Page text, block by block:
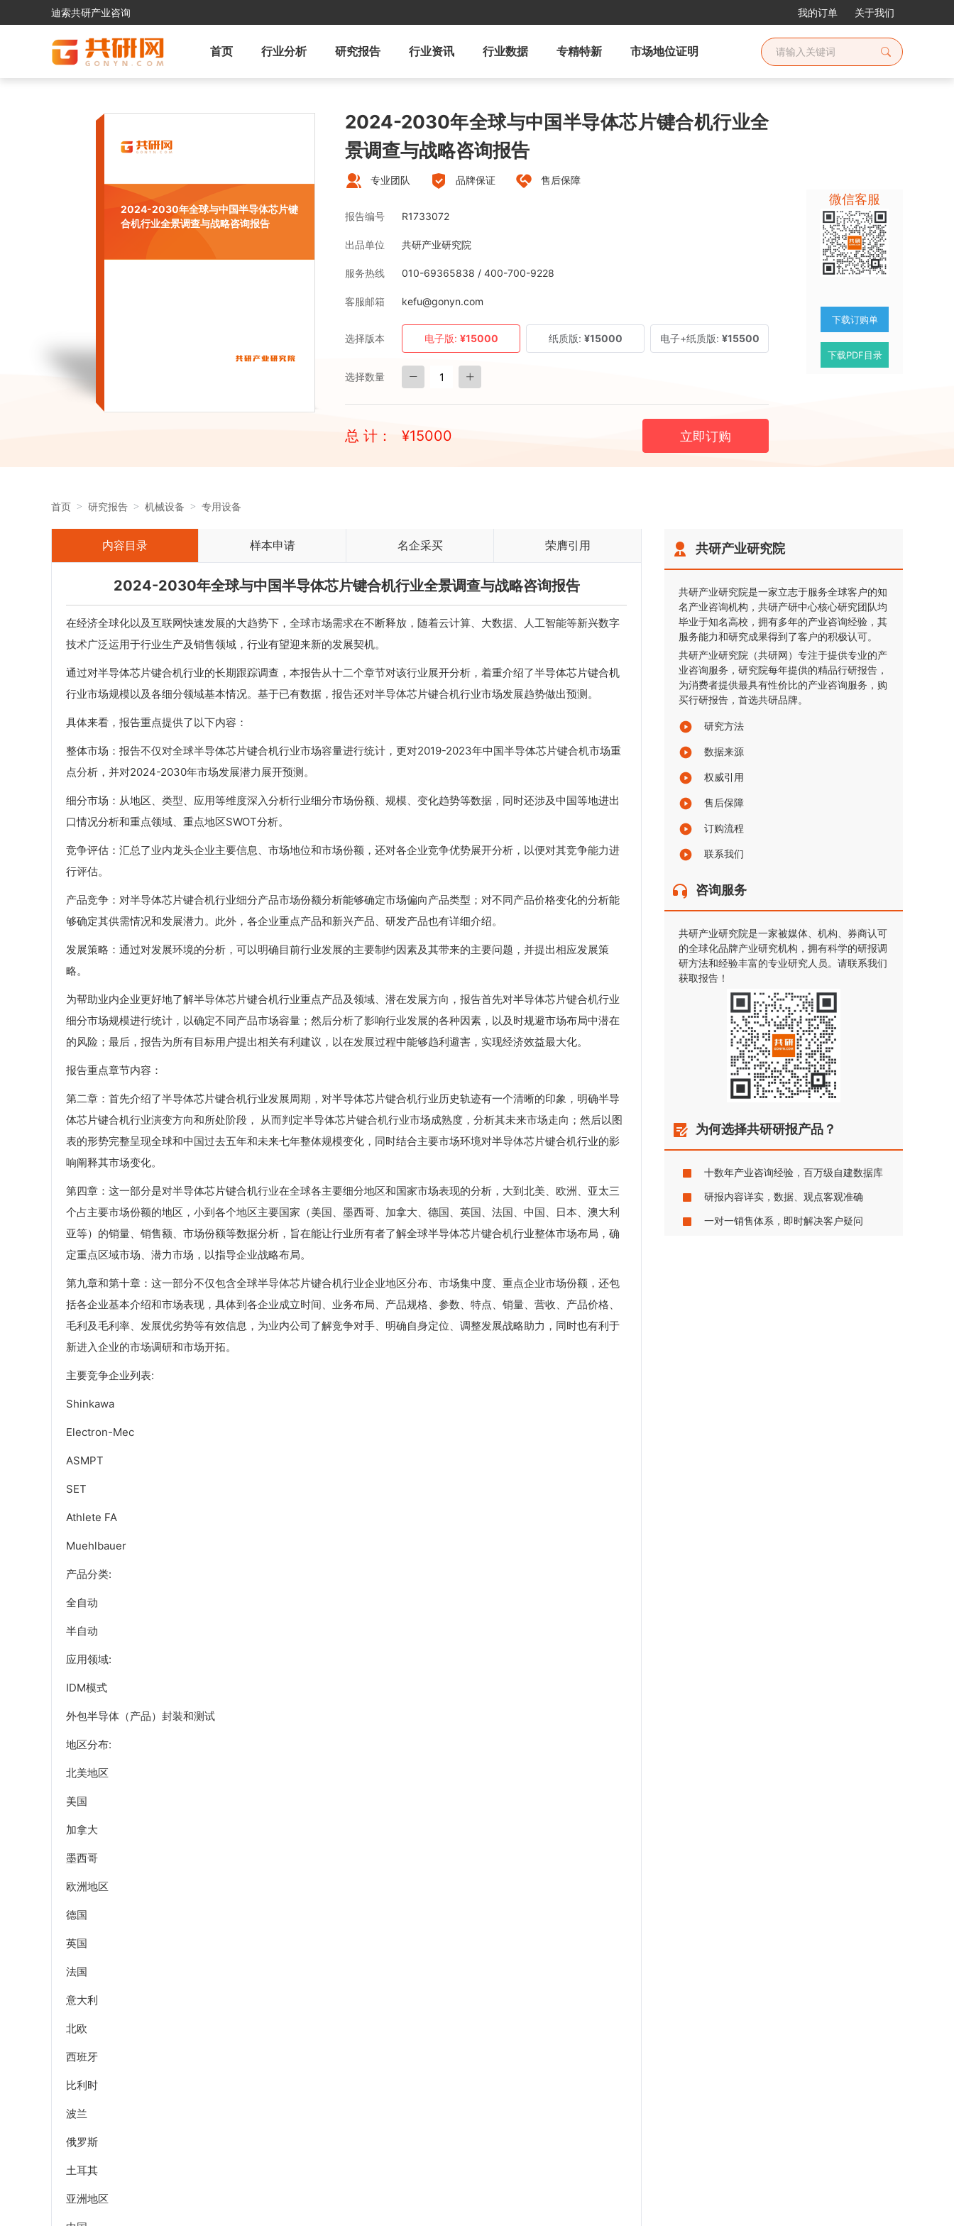
迪索共研产业咨询 我的订单 关于我们
首页 行业分析 研究报告 行业资讯 行业数据 专精特新 市场地位证明
2024-2030年全球与中国半导体芯片键
合机行业全景调查与战略咨询报告
2024-2030年全球与中国半导体芯片键合机行业全
景调查与战略咨询报告
专业团队 品牌保证 售后保障
报告编号 R1733072
出品单位 共研产业研究院
服务热线 010-69365838 / 400-700-9228
客服邮箱 kefu@gonyn.com
选择版本 电子版: ¥15000 纸质版: ¥15000 电子+纸质版: ¥15500
选择数量
总 计： ¥15000 立即订购
微信客服
下载订购单
下载PDF目录
首页 研究报告 机械设备 专用设备
内容目录 样本申请 名企采买 荣膺引用
2024-2030年全球与中国半导体芯片键合机行业全景调查与战略咨询报告
在经济全球化以及互联网快速发展的大趋势下，全球市场需求在不断释放，随着云计算、大数据、人工智能等新兴数字
技术广泛运用于行业生产及销售领域，行业有望迎来新的发展契机。
通过对半导体芯片键合机行业的长期跟踪调查，本报告从十二个章节对该行业展开分析，着重介绍了半导体芯片键合机
行业市场规模以及各细分领域基本情况。基于已有数据，报告还对半导体芯片键合机行业市场发展趋势做出预测。
具体来看，报告重点提供了以下内容：
整体市场：报告不仅对全球半导体芯片键合机行业市场容量进行统计，更对2019-2023年中国半导体芯片键合机市场重
点分析，并对2024-2030年市场发展潜力展开预测。
细分市场：从地区、类型、应用等维度深入分析行业细分市场份额、规模、变化趋势等数据，同时还涉及中国等地进出
口情况分析和重点领域、重点地区SWOT分析。
竞争评估：汇总了业内龙头企业主要信息、市场地位和市场份额，还对各企业竞争优势展开分析，以便对其竞争能力进
行评估。
产品竞争：对半导体芯片键合机行业细分产品市场份额分析能够确定市场偏向产品类型；对不同产品价格变化的分析能
够确定其供需情况和发展潜力。此外，各企业重点产品和新兴产品、研发产品也有详细介绍。
发展策略：通过对发展环境的分析，可以明确目前行业发展的主要制约因素及其带来的主要问题，并提出相应发展策
略。
为帮助业内企业更好地了解半导体芯片键合机行业重点产品及领域、潜在发展方向，报告首先对半导体芯片键合机行业
细分市场规模进行统计，以确定不同产品市场容量；然后分析了影响行业发展的各种因素，以及时规避市场布局中潜在
的风险；最后，报告为所有目标用户提出相关有利建议，以在发展过程中能够趋利避害，实现经济效益最大化。
报告重点章节内容：
第二章：首先介绍了半导体芯片键合机行业发展周期，对半导体芯片键合机行业历史轨迹有一个清晰的印象，明确半导
体芯片键合机行业演变方向和所处阶段， 从而判定半导体芯片键合机行业市场成熟度，分析其未来市场走向；然后以图
表的形势完整呈现全球和中国过去五年和未来七年整体规模变化，同时结合主要市场环境对半导体芯片键合机行业的影
响阐释其市场变化。
第四章：这一部分是对半导体芯片键合机行业在全球各主要细分地区和国家市场表现的分析，大到北美、欧洲、亚太三
个占主要市场份额的地区，小到各个地区主要国家（美国、墨西哥、加拿大、德国、英国、法国、中国、日本、澳大利
亚等）的销量、销售额、市场份额等数据分析，旨在能让行业所有者了解全球半导体芯片键合机行业整体市场布局，确
定重点区域市场、潜力市场，以指导企业战略布局。
第九章和第十章：这一部分不仅包含全球半导体芯片键合机行业企业地区分布、市场集中度、重点企业市场份额，还包
括各企业基本介绍和市场表现，具体到各企业成立时间、业务布局、产品规格、参数、特点、销量、营收、产品价格、
毛利及毛利率、发展优劣势等有效信息，为业内公司了解竞争对手、明确自身定位、调整发展战略助力，同时也有利于
新进入企业的市场调研和市场开拓。
主要竞争企业列表:
Shinkawa
Electron-Mec
ASMPT
SET
Athlete FA
Muehlbauer
产品分类:
全自动
半自动
应用领域:
IDM模式
外包半导体（产品）封装和测试
地区分布:
北美地区
美国
加拿大
墨西哥
欧洲地区
德国
英国
法国
意大利
北欧
西班牙
比利时
波兰
俄罗斯
土耳其
亚洲地区
共研产业研究院
共研产业研究院是一家立志于服务全球客户的知
名产业咨询机构，共研产研中心核心研究团队均
毕业于知名高校，拥有多年的产业咨询经验，其
服务能力和研究成果得到了客户的积极认可。
共研产业研究院（共研网）专注于提供专业的产
业咨询服务，研究院每年提供的精品行研报告，
为消费者提供最具有性价比的产业咨询服务，购
买行研报告，首选共研品牌。
研究方法
数据来源
权威引用
售后保障
订购流程
联系我们
咨询服务
共研产业研究院是一家被媒体、机构、券商认可
的全球化品牌产业研究机构，拥有科学的研报调
研方法和经验丰富的专业研究人员。请联系我们
获取报告！
为何选择共研研报产品？
十数年产业咨询经验，百万级自建数据库
研报内容详实，数据、观点客观准确
一对一销售体系，即时解决客户疑问